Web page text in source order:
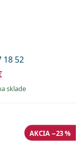
18 52
sklade
AKCIA −23 %